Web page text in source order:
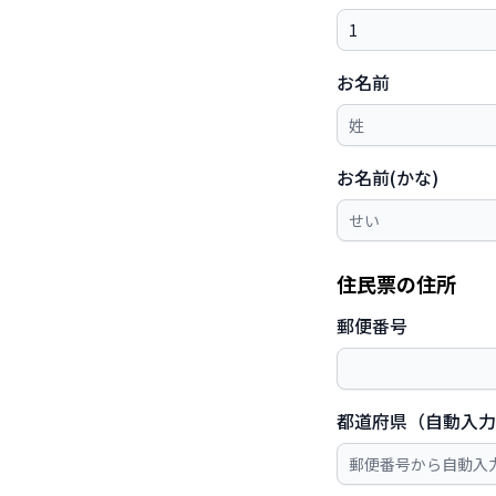
お名前
お名前(かな)
住民票の住所
郵便番号
都道府県（自動入